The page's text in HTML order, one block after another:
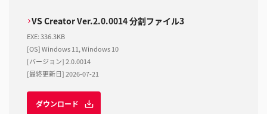
VS Creator Ver.2.0.0014 分割ファイル3
EXE:336.3KB
[OS] Windows 11, Windows 10
[バージョン] 2.0.0014
[最終更新日] 2026-07-21
ダウンロード